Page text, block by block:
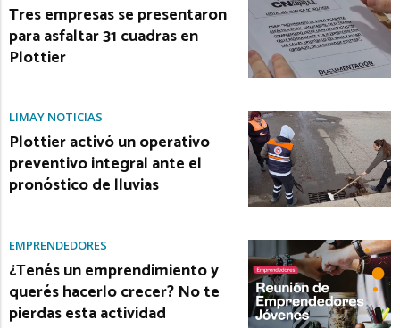
Tres empresas se presentaron
para asfaltar 31 cuadras en
Plottier
LIMAY NOTICIAS
Plottier activó un operativo
preventivo integral ante el
pronóstico de lluvias
EMPRENDEDORES
¿Tenés un emprendimiento y
querés hacerlo crecer? No te
pierdas esta actividad